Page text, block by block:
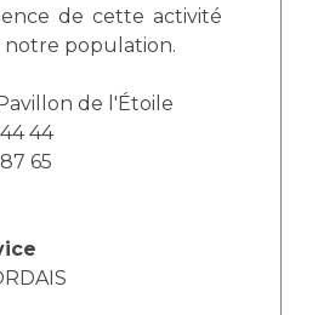
à l'hôpital
de cette activité
population.
de l'Étoile
44
65